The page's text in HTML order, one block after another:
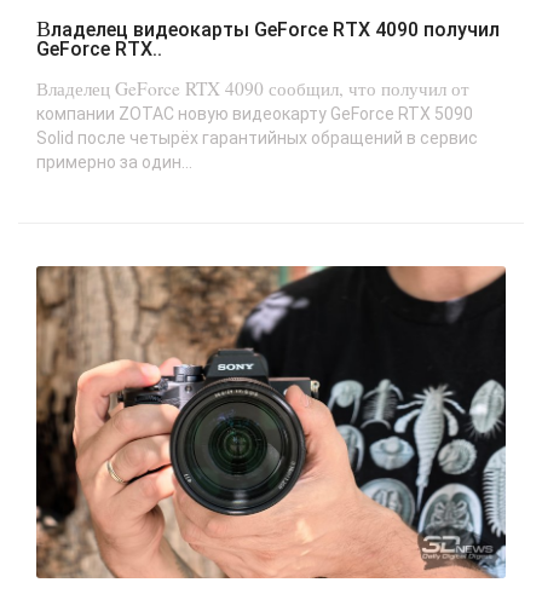
Владелец видеокарты GeForce RTX 4090 получил
GeForce RTX..
Владелец GeForce RTX 4090 сообщил, что получил от
компании ZOTAC новую видеокарту GeForce RTX 5090
Solid после четырёх гарантийных обращений в сервис
примерно за один...